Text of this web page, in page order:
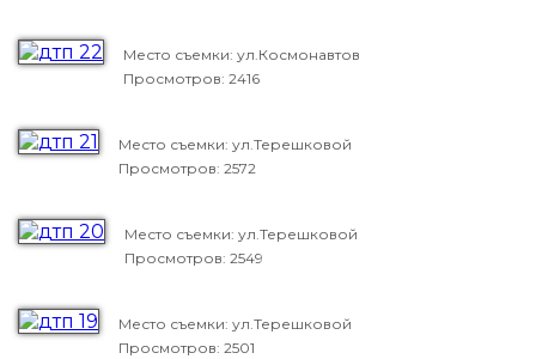
Место съемки: ул.Космонавтов
Просмотров: 2416
Место съемки: ул.Терешковой
Просмотров: 2572
Место съемки: ул.Терешковой
Просмотров: 2549
Место съемки: ул.Терешковой
Просмотров: 2501